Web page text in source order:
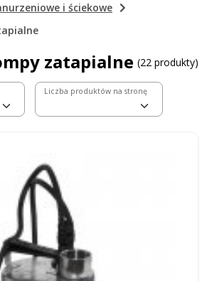
i ściekowe
zatapialne (22 produkty)
Liczba produktów na stronę